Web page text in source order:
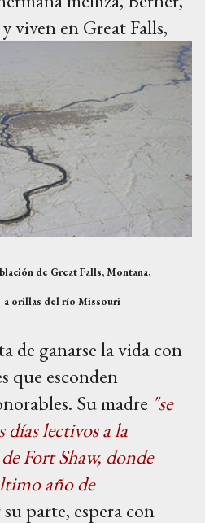
viven en Great Falls,
de Great Falls, Montana,
a orillas del río Missouri
de ganarse la vida con
que esconden
Su madre "se
días lectivos a la
Fort Shaw, donde
año de
parte, espera con